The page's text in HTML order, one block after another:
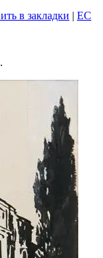
в закладки | EC